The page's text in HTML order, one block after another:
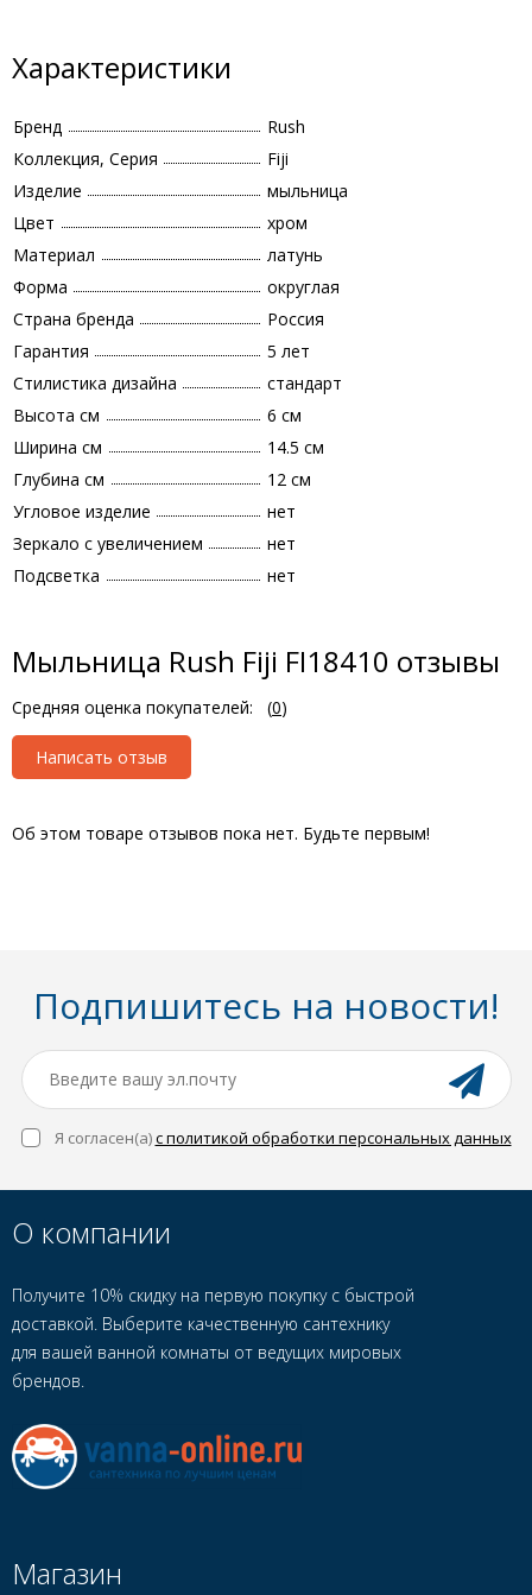
Характеристики
Бренд
Rush
Коллекция, Серия
Fiji
Изделие
мыльница
Цвет
хром
Материал
латунь
Форма
округлая
Страна бренда
Россия
Гарантия
5 лет
Стилистика дизайна
стандарт
Высота см
6 см
Ширина см
14.5 см
Глубина см
12 см
Угловое изделие
нет
Зеркало с увеличением
нет
Подсветка
нет
Мыльница Rush Fiji FI18410 отзывы
Средняя оценка покупателей: (0)
Написать отзыв
Об этом товаре отзывов пока нет. Будьте первым!
Подпишитесь на новости!
Я согласен(a)с политикой обработки персональных данных
О компании
Получите 10% скидку на первую покупку с быстрой
доставкой. Выберите качественную сантехнику
для вашей ванной комнаты от ведущих мировых
брендов.
Магазин